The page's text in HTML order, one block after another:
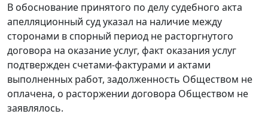
В обоснование принятого по делу судебного акта
апелляционный суд указал на наличие между
сторонами в спорный период не расторгнутого
договора на оказание услуг, факт оказания услуг
подтвержден счетами-фактурами и актами
выполненных работ, задолженность Обществом не
оплачена, о расторжении договора Обществом не
заявлялось.